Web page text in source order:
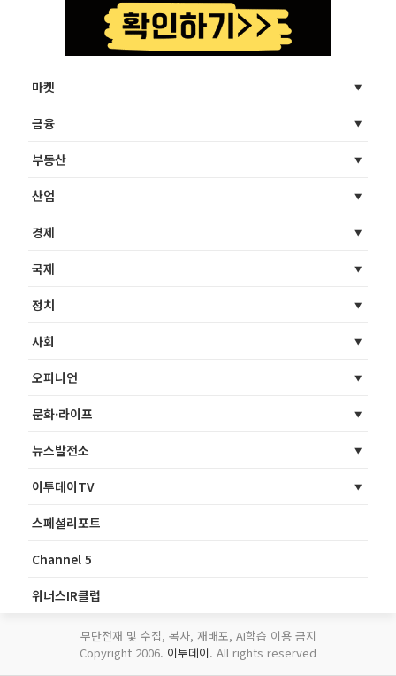
마켓
금융
부동산
산업
경제
국제
정치
사회
오피니언
문화·라이프
뉴스발전소
이투데이TV
스페셜리포트
Channel 5
위너스IR클럽
무단전재 및 수집, 복사, 재배포, AI학습 이용 금지
Copyright 2006. 이투데이. All rights reserved